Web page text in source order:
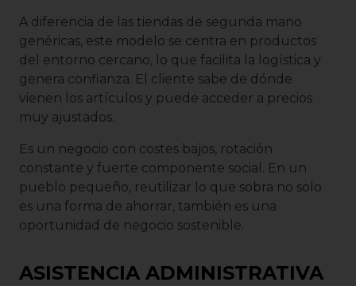
A diferencia de las tiendas de segunda mano
genéricas, este modelo se centra en productos
del entorno cercano, lo que facilita la logística y
genera confianza. El cliente sabe de dónde
vienen los artículos y puede acceder a precios
muy ajustados.
Es un negocio con costes bajos, rotación
constante y fuerte componente social. En un
pueblo pequeño, reutilizar lo que sobra no solo
es una forma de ahorrar, también es una
oportunidad de negocio sostenible.
ASISTENCIA ADMINISTRATIVA